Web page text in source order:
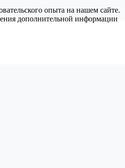
опыта на нашем сайте.
дополнительной информации